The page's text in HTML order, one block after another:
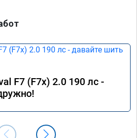
F7 (F7x) 2.0 190 лс -